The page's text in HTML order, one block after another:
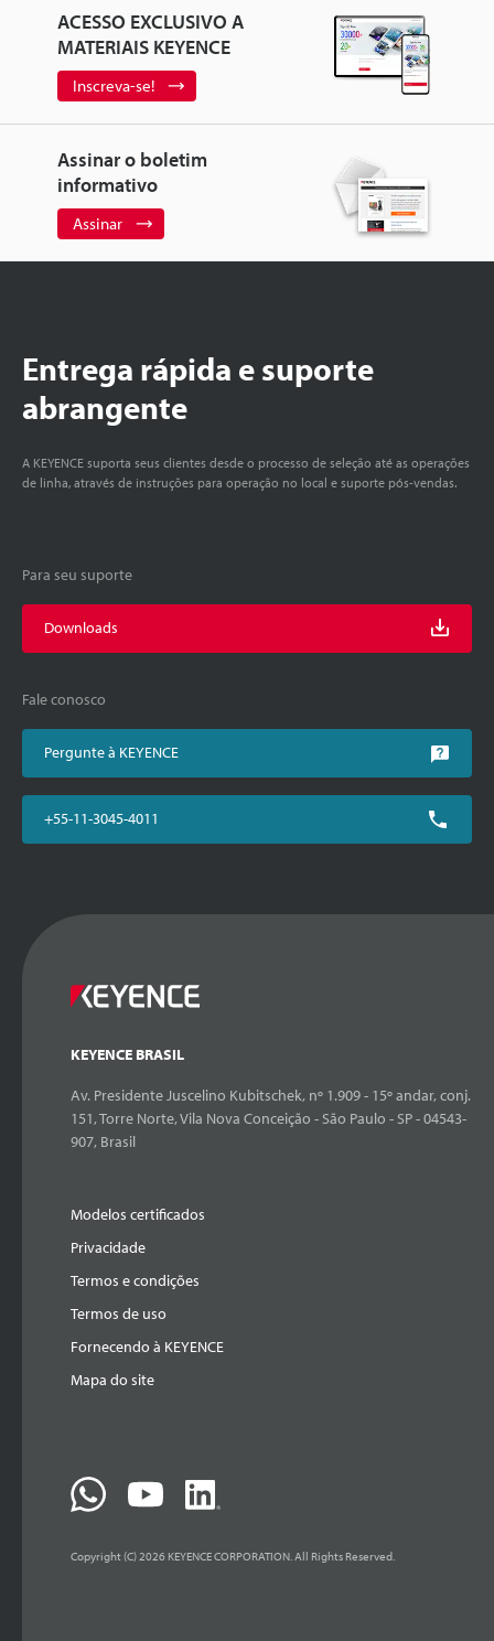
ACESSO EXCLUSIVO A
MATERIAIS KEYENCE
Inscreva-se!
Assinar o boletim
informativo
Assinar
Entrega rápida e suporte
abrangente
A KEYENCE suporta seus clientes desde o processo de seleção até as operações
de linha, através de instruções para operação no local e suporte pós-vendas.
Para seu suporte
Downloads
Fale conosco
Pergunte à KEYENCE
+55-11-3045-4011
KEYENCE BRASIL
Av. Presidente Juscelino Kubitschek, nº 1.909 - 15º andar, conj.
151, Torre Norte, Vila Nova Conceição - São Paulo - SP - 04543-
907, Brasil
Modelos certificados
Privacidade
Termos e condições
Termos de uso
Fornecendo à KEYENCE
Mapa do site
Copyright (C) 2026 KEYENCE CORPORATION. All Rights Reserved.